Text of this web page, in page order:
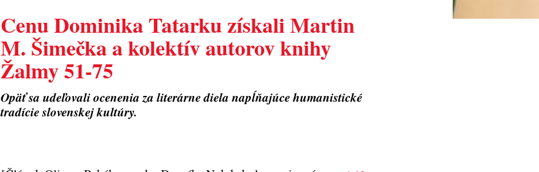
Cenu Dominika Tatarku získali Martin
M. Šimečka a kolektív autorov knihy
Žalmy 51-75
Opäť sa udeľovali ocenenia za literárne diela napĺňajúce humanistické
tradície slovenskej kultúry.